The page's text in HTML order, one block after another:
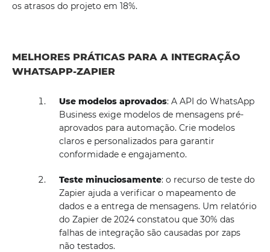
os atrasos do projeto em 18%.
MELHORES PRÁTICAS PARA A INTEGRAÇÃO
WHATSAPP-ZAPIER
Use modelos aprovados: A API do WhatsApp
Business exige modelos de mensagens pré-
aprovados para automação. Crie modelos
claros e personalizados para garantir
conformidade e engajamento.
Teste minuciosamente: o recurso de teste do
Zapier ajuda a verificar o mapeamento de
dados e a entrega de mensagens. Um relatório
do Zapier de 2024 constatou que 30% das
falhas de integração são causadas por zaps
não testados.